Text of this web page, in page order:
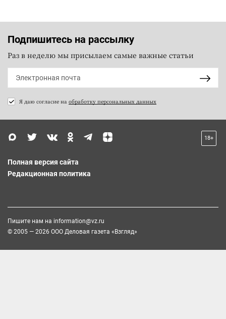
Подпишитесь на рассылку
Раз в неделю мы присылаем самые важные статьи
Я даю согласие на обработку персональных данных
18+
Полная версия сайта
Редакционная политика
Пишите нам на information@vz.ru
© 2005 — 2026 ООО Деловая газета «Взгляд»